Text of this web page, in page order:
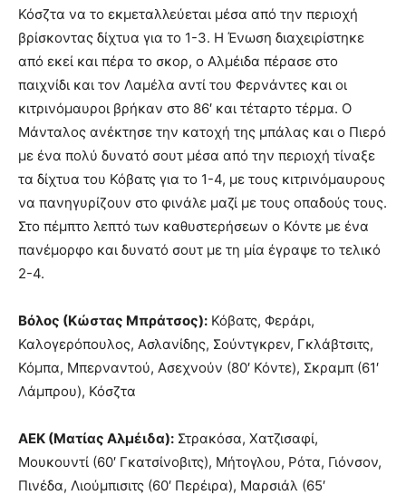
Κόσζτα να το εκμεταλλεύεται μέσα από την περιοχή
βρίσκοντας δίχτυα για το 1-3. Η Ένωση διαχειρίστηκε
από εκεί και πέρα το σκορ, ο Αλμέιδα πέρασε στο
παιχνίδι και τον Λαμέλα αντί του Φερνάντες και οι
κιτρινόμαυροι βρήκαν στο 86′ και τέταρτο τέρμα. Ο
Μάνταλος ανέκτησε την κατοχή της μπάλας και ο Πιερό
με ένα πολύ δυνατό σουτ μέσα από την περιοχή τίναξε
τα δίχτυα του Κόβατς για το 1-4, με τους κιτρινόμαυρους
να πανηγυρίζουν στο φινάλε μαζί με τους οπαδούς τους.
Στο πέμπτο λεπτό των καθυστερήσεων ο Κόντε με ένα
πανέμορφο και δυνατό σουτ με τη μία έγραψε το τελικό
2-4.
Βόλος (Κώστας Μπράτσος): Κόβατς, Φεράρι,
Καλογερόπουλος, Ασλανίδης, Σούντγκρεν, Γκλάβτσιτς,
Κόμπα, Μπερναντού, Ασεχνούν (80′ Κόντε), Σκραμπ (61′
Λάμπρου), Κόσζτα
ΑΕΚ (Ματίας Αλμέιδα): Στρακόσα, Χατζισαφί,
Μουκουντί (60′ Γκατσίνοβιτς), Μήτογλου, Ρότα, Γιόνσον,
Πινέδα, Λιούμπισιτς (60′ Περέιρα), Μαρσιάλ (65′